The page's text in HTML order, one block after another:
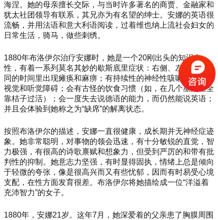
海涅。她的母亲擅长交际，与当时许多著名的商贾、金融家和
犹太社团领导有联系，其兄亦为有名望的绅士。安娜的英语很
流畅，并用法语和意大利语阅读，过着维也纳上流社会妇女的
日常生活，骑马，做些刺绣。
1880年布洛伊尔治疗安娜时，她是一个20刚出头的知识女
性，有着一系列莫名其妙的歇斯底里症状：右侧、左侧会在不
同的时间里出现瘫痪和麻痹；有持续性的神经性咳嗽；会出现
视觉和听觉障碍；会有古怪的饮食习惯（如，在几个星期里全
靠桔子过活）；会一度失去说德语的能力，而仍然能说英语；
并且会体验到她称之为“缺席”的解离状态。
按照布洛伊尔的描述，安娜一直很健康，成长期并无神经症迹
象。她非常聪明，对事物的领会迅速，有十分敏锐的直觉，智
力极强，有很高的诗歌禀赋和想象力，但受到严厉的和带有批
判性的抑制。她意志力坚强，有时显得固执，情绪上总是倾向
于轻微的夸张，像是很高兴而又有些忧郁，因而有时易受心境
支配，在性方面发育很差。布洛伊尔将她描绘成一位“洋溢着
充沛智力”的女子。
1880年，安娜21岁。这年7月，她深爱着的父亲患了胸膜周围